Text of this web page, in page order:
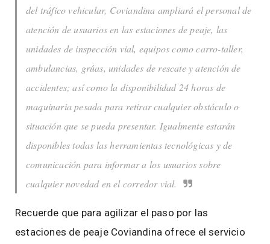
del tráfico vehicular, Coviandina ampliará el personal de
atención de usuarios en las estaciones de peaje, las
unidades de inspección vial, equipos como carro-taller,
ambulancias, grúas, unidades de rescate y atención de
accidentes; así como la disponibilidad 24 horas de
maquinaria pesada para retirar cualquier obstáculo o
situación que se pueda presentar. Igualmente estarán
disponibles todas las herramientas tecnológicas y de
comunicación para informar a los usuarios sobre
cualquier novedad en el corredor vial.
Recuerde que para agilizar el paso por las
estaciones de peaje Coviandina ofrece el servicio